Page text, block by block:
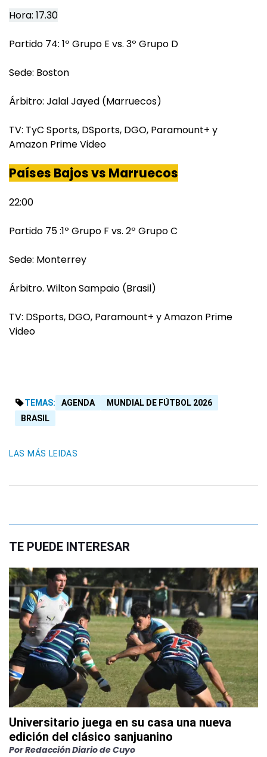
Hora: 17.30
Partido 74: 1º Grupo E vs. 3º Grupo D
Sede: Boston
Árbitro: Jalal Jayed (Marruecos)
TV: TyC Sports, DSports, DGO, Paramount+ y
Amazon Prime Video
Países Bajos vs Marruecos
22:00
Partido 75 :1º Grupo F vs. 2º Grupo C
Sede: Monterrey
Árbitro. Wilton Sampaio (Brasil)
TV: DSports, DGO, Paramount+ y Amazon Prime
Video
TEMAS: AGENDA
MUNDIAL DE FÚTBOL 2026
BRASIL
LAS MÁS LEIDAS
TE PUEDE INTERESAR
Universitario juega en su casa una nueva
edición del clásico sanjuanino
PorRedacción Diario de Cuyo